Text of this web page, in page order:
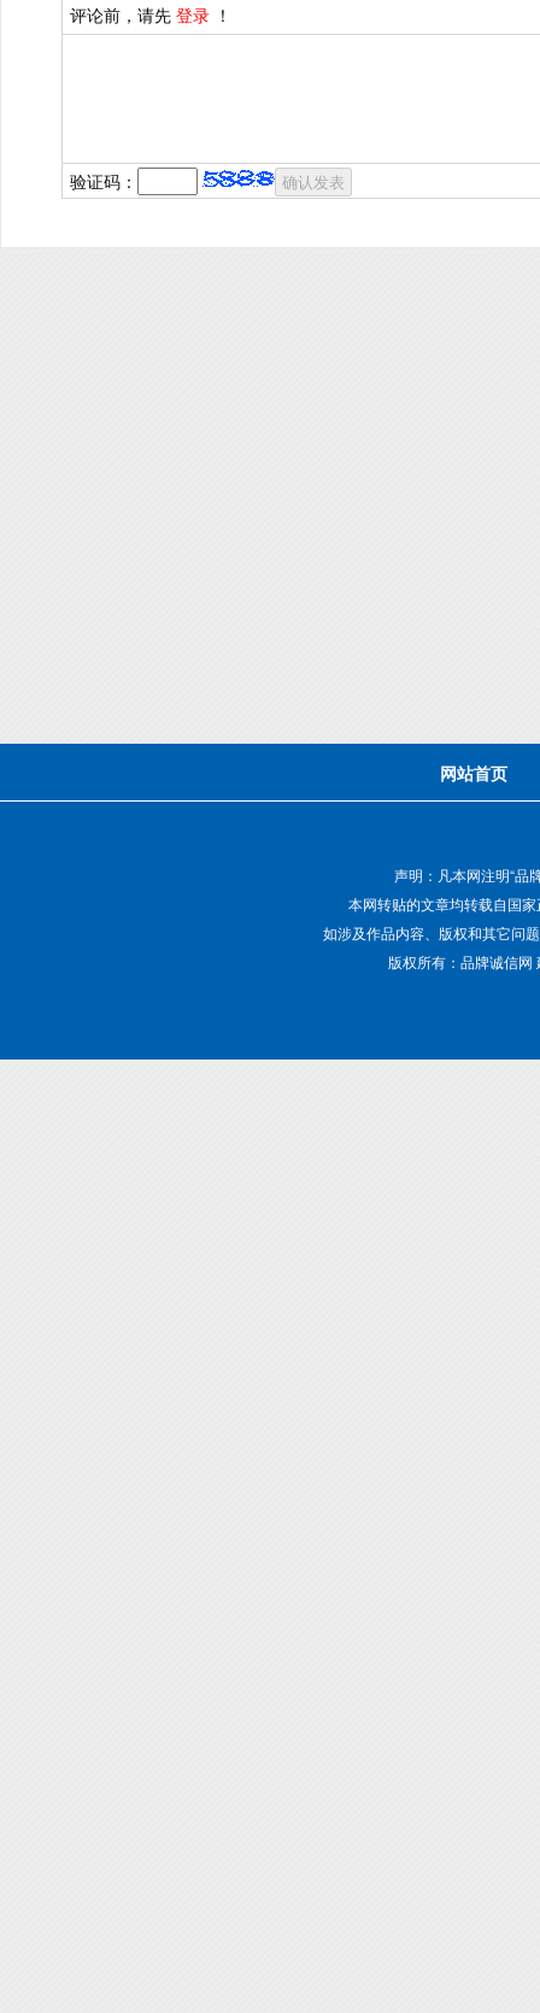
评论前，请先 登录 ！
验证码：
网站首页
声明：凡本网注明“品
本网转贴的文章均转载自国
如涉及作品内容、版权和其它问
版权所有：品牌诚信